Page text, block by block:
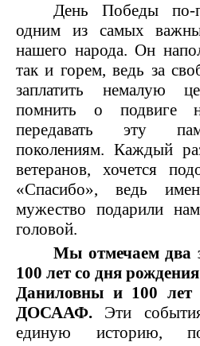
День Победы по-
одним из самых
нашего народа. Он
так и горем, ведь за
заплатить немалую
помнить о подвиге
передавать эту
поколениям. Каждый
ветеранов, хочется
«Спасибо», ведь
мужество подарили
головой.
Мы отмечаем два
100 лет со дня
Даниловны и 100 лет
ДОСААФ. Эти
единую историю,